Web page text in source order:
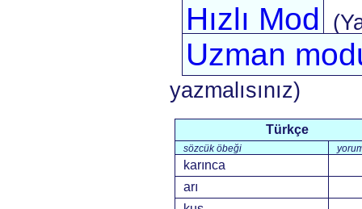
Hızlı Mod
Uzman
yazmalısınız)
Türkçe
sözcük öbeği
karınca
arı